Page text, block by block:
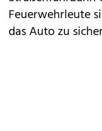
Feuerwehrleute
das Auto zu